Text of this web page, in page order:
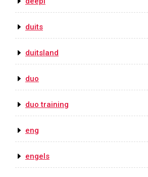
duits
duitsland
duo
duo training
eng
engels